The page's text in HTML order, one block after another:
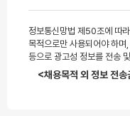
정보통신망법 제50조에 따
목적으로만 사용되어야 하며
등으로 광고성 정보를 전송
<채용목적 외 정보 전송